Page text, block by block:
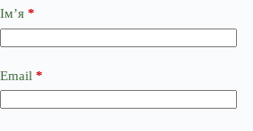
Ім’я *
Email *